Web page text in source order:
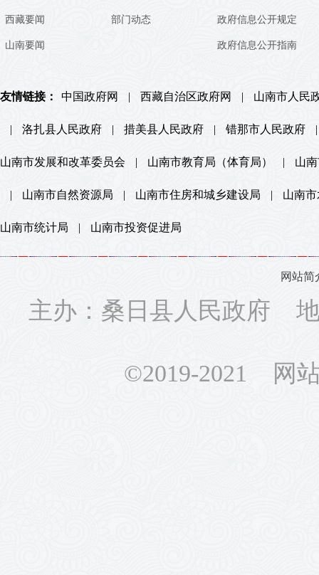
西藏要闻
山南要闻
部门动态 政府信息公开规定
政府信息公开指南
友情链接： 中国政府网 | 西藏自治区政府网 | 山南市人民
| 洛扎县人民政府 | 措美县人民政府 | 错那市人民政府 |
山南市发展和改革委员会 | 山南市教育局（体育局） | 山
| 山南市自然资源局 | 山南市住房和城乡建设局 | 山南
山南市统计局 | 山南市投资促进局
网站简
主办：桑日县人民政府
©2019-2021 网